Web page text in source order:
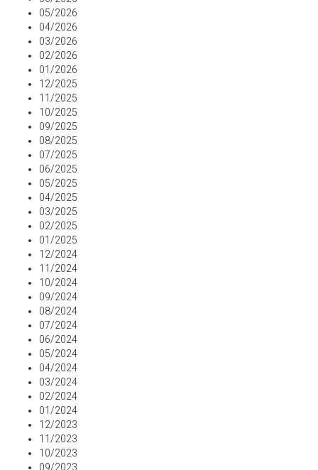
05/2026
04/2026
03/2026
02/2026
01/2026
12/2025
11/2025
10/2025
09/2025
08/2025
07/2025
06/2025
05/2025
04/2025
03/2025
02/2025
01/2025
12/2024
11/2024
10/2024
09/2024
08/2024
07/2024
06/2024
05/2024
04/2024
03/2024
02/2024
01/2024
12/2023
11/2023
10/2023
09/2023